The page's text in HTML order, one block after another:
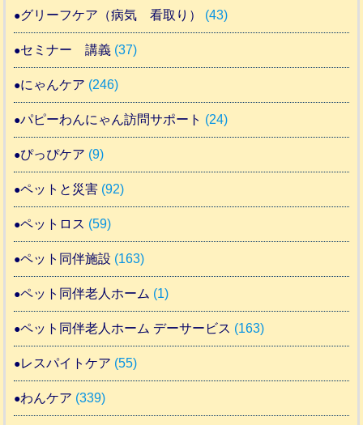
グリーフケア（病気 看取り） (43)
セミナー 講義 (37)
にゃんケア (246)
パピーわんにゃん訪問サポート (24)
ぴっぴケア (9)
ペットと災害 (92)
ペットロス (59)
ペット同伴施設 (163)
ペット同伴老人ホーム (1)
ペット同伴老人ホーム デーサービス (163)
レスパイトケア (55)
わんケア (339)